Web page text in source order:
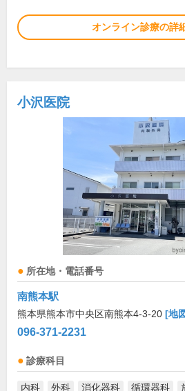
オンライン診療の詳
小沢医院
所在地・電話番号
南熊本駅
熊本県熊本市中央区南熊本4-3-20 [地
096-371-2231
診療科目
内科 外科 消化器科 循環器科